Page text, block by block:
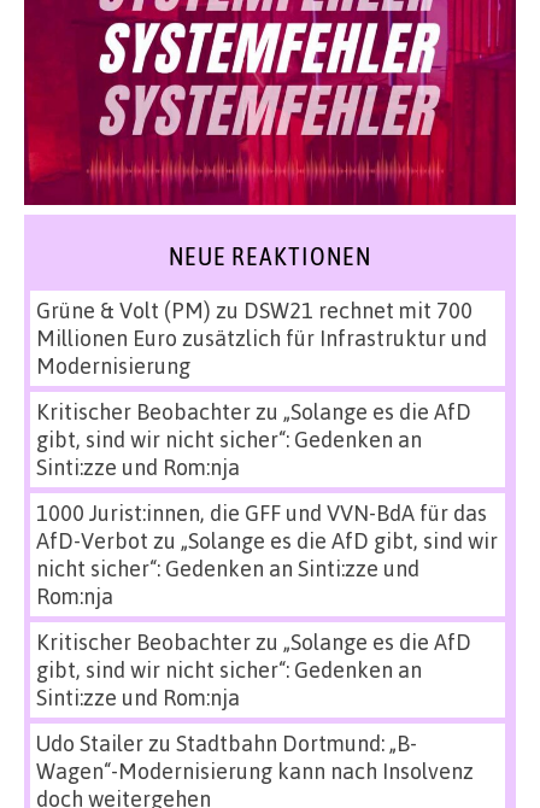
NEUE REAKTIONEN
Grüne & Volt (PM) zu DSW21 rechnet mit 700
Millionen Euro zusätzlich für Infrastruktur und
Modernisierung
Kritischer Beobachterzu „Solange es die AfD
gibt, sind wir nicht sicher“: Gedenken an
Sinti:zze und Rom:nja
1000 Jurist:innen, die GFF und VVN-BdA für das
AfD-Verbot zu „Solange es die AfD gibt, sind wir
nicht sicher“: Gedenken an Sinti:zze und
Rom:nja
Kritischer Beobachterzu „Solange es die AfD
gibt, sind wir nicht sicher“: Gedenken an
Sinti:zze und Rom:nja
Udo Stailerzu Stadtbahn Dortmund: „B-
Wagen“-Modernisierung kann nach Insolvenz
doch weitergehen